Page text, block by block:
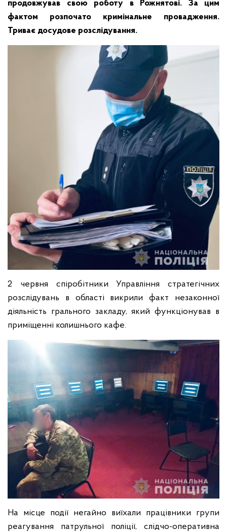
продовжував свою роботу в Рожнятові. За цим
фактом розпочато кримінальне провадження.
Триває досудове розслідування.
2 червня спіробітники Управління стратегічних
розслідувань в області викрили факт незаконної
діяльність грального закладу, який функціонував в
приміщенні колишнього кафе.
На місце події негайно виїхали працівники групи
реагування патрульної поліції, слідчо-оперативна